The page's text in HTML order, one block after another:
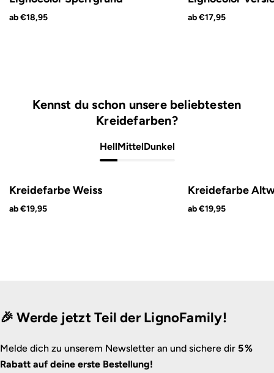
ab €18,95 ab €17,95
Kennst du schon unsere beliebtesten
Kreidefarben?
HellMittelDunkel
Kreidefarbe Weiss
ab €19,95
Kreidefarbe
ab €19,95
🎉 Werde jetzt Teil der LignoFamily!
Melde dich zu unserem Newsletter an und sichere dir 5 %
Rabatt auf deine erste Bestellung!